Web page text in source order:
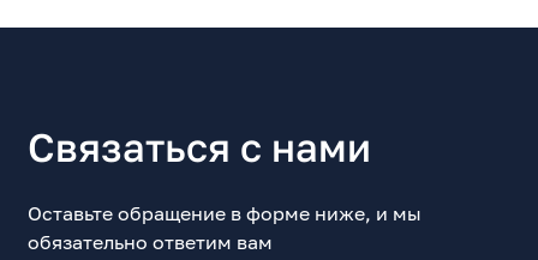
Связаться с нами
Оставьте обращение в форме ниже, и мы
обязательно ответим вам